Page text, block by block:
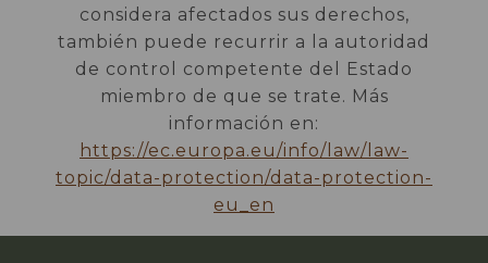
considera afectados sus derechos,
también puede recurrir a la autoridad
de control competente del Estado
miembro de que se trate. Más
información en:
https://ec.europa.eu/info/law/law-
topic/data-protection/data-protection-
eu_en